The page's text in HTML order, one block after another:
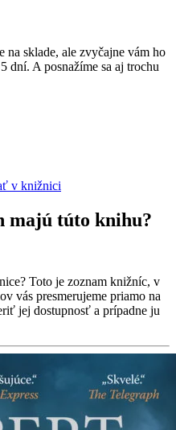
na sklade, ale zvyčajne vám ho
dní. A posnažíme sa aj trochu
v knižnici
majú túto knihu?
Toto je zoznam knižníc, v
vás presmerujeme priamo na
jej dostupnosť a prípadne ju